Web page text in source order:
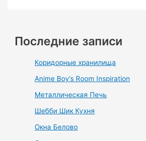
Последние записи
Коридорные хранилища
Anime Boy’s Room Inspiration
Металлическая Печь
Шебби Шик Кухня
Окна Белово